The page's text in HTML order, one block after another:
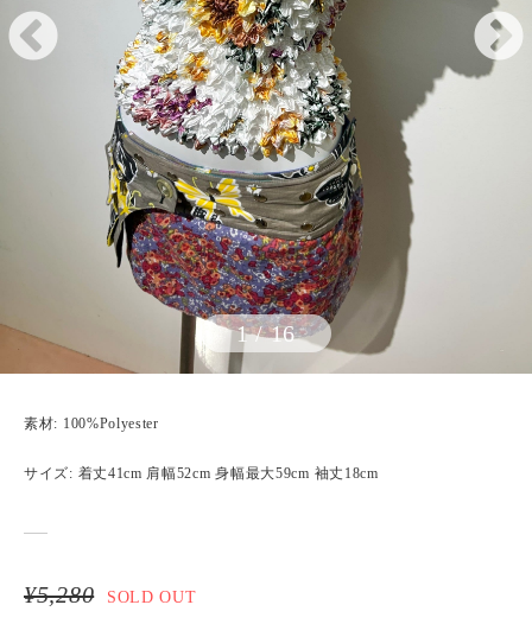
1/16
素材: 100%Polyester
サイズ: 着丈41cm 肩幅52cm 身幅最大59cm 袖丈18cm
¥5,280 SOLD OUT